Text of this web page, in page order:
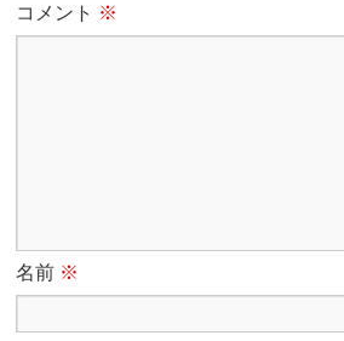
コメント ※
名前 ※